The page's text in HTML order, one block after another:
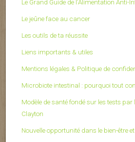
Le Grand Guide de l’Alimentation Anti-
Le jeûne face au cancer
Les outils de ta réussite
Liens importants & utiles
Mentions légales & Politique de
Microbiote intestinal : pourquoi tout
Modèle de santé fondé sur les tests par
Clayton
Nouvelle opportunité dans le bien-être